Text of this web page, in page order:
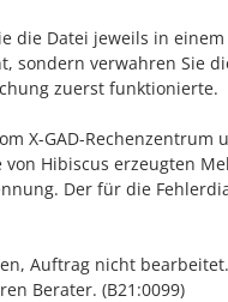
die Datei jeweils in
sondern verwahren Sie
zuerst funktionierte.
X-GAD-Rechenzentrum
Hibiscus erzeugten
Der für die
Auftrag nicht bearbeitet.
Berater. (B21:0099)